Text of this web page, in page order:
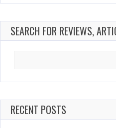
SEARCH FOR REVIEWS,
RECENT POSTS